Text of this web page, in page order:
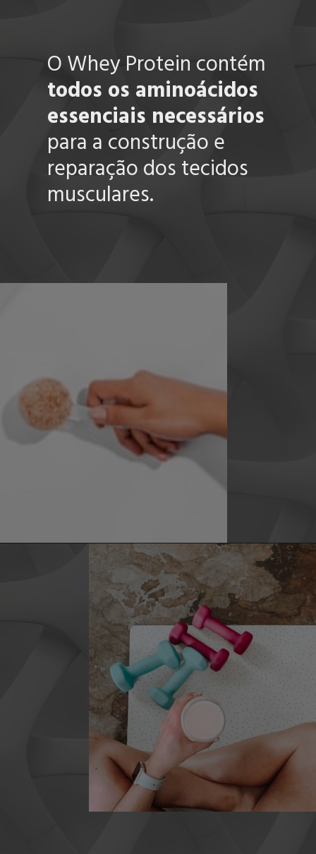
O Whey Protein contém
todos os aminoácidos
essenciais necessários
para a construção e
reparação dos tecidos
musculares.